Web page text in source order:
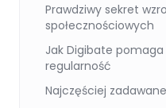
Prawdziwy sekret
społecznościowych
Jak Digibate
regularność
Najczęściej